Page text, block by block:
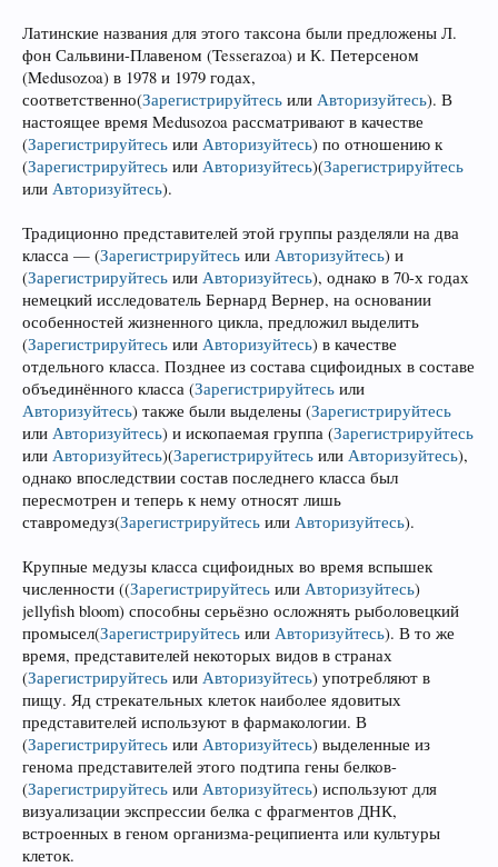
Латинские названия для этого таксона были предложены Л.
фон Сальвини-Плавеном (Tesserazoa) и К. Петерсеном
(Medusozoa) в 1978 и 1979 годах,
соответственно(Зарегистрируйтесь или Авторизуйтесь). В
настоящее время Medusozoa рассматривают в качестве
(Зарегистрируйтесь или Авторизуйтесь) по отношению к
(Зарегистрируйтесь или Авторизуйтесь)(Зарегистрируйтесь
или Авторизуйтесь).
Традиционно представителей этой группы разделяли на два
класса — (Зарегистрируйтесь или Авторизуйтесь) и
(Зарегистрируйтесь или Авторизуйтесь), однако в 70-х годах
немецкий исследователь Бернард Вернер, на основании
особенностей жизненного цикла, предложил выделить
(Зарегистрируйтесь или Авторизуйтесь) в качестве
отдельного класса. Позднее из состава сцифоидных в составе
объединённого класса (Зарегистрируйтесь или
Авторизуйтесь) также были выделены (Зарегистрируйтесь
или Авторизуйтесь) и ископаемая группа (Зарегистрируйтесь
или Авторизуйтесь)(Зарегистрируйтесь или Авторизуйтесь),
однако впоследствии состав последнего класса был
пересмотрен и теперь к нему относят лишь
ставромедуз(Зарегистрируйтесь или Авторизуйтесь).
Крупные медузы класса сцифоидных во время вспышек
численности ((Зарегистрируйтесь или Авторизуйтесь)
jellyfish bloom) способны серьёзно осложнять рыболовецкий
промысел(Зарегистрируйтесь или Авторизуйтесь). В то же
время, представителей некоторых видов в странах
(Зарегистрируйтесь или Авторизуйтесь) употребляют в
пищу. Яд стрекательных клеток наиболее ядовитых
представителей используют в фармакологии. В
(Зарегистрируйтесь или Авторизуйтесь) выделенные из
генома представителей этого подтипа гены белков-
(Зарегистрируйтесь или Авторизуйтесь) используют для
визуализации экспрессии белка с фрагментов ДНК,
встроенных в геном организма-реципиента или культуры
клеток.